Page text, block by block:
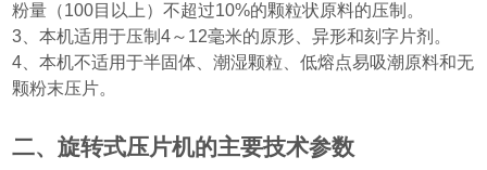
粉量 （100目以上 ）不超过10%的颗粒状原料的压制。
3 、本机适用于压制4～ 12毫米的原形、异形和刻字片剂。
4 、本机不适用于半固体、潮湿颗粒、低熔点易吸潮原料和无
颗粉末压片。
二、旋转式压片机的主要技术参数